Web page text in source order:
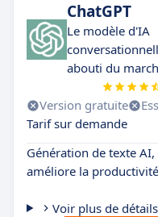
ChatGPT
Le modèle d'IA
abouti du
Version gratuite
Tarif sur demande
Génération de texte
améliore la
Voir plus de détails